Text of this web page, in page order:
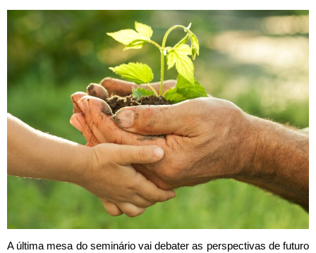
A última mesa do seminário vai debater as perspectivas de futuro